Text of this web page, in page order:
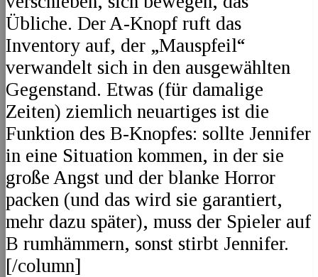
Übliche. Der A-Knopf ruft das
Inventory auf, der „Mauspfeil“
verwandelt sich in den ausgewählten
Gegenstand. Etwas (für damalige
Zeiten) ziemlich neuartiges ist die
Funktion des B-Knopfes: sollte Jennifer
in eine Situation kommen, in der sie
große Angst und der blanke Horror
packen (und das wird sie garantiert,
mehr dazu später), muss der Spieler auf
B rumhämmern, sonst stirbt Jennifer.
[/column]